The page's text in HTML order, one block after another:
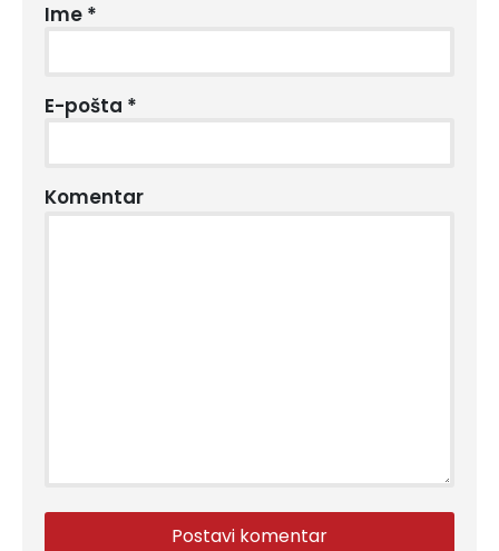
Ime *
E-pošta *
Komentar